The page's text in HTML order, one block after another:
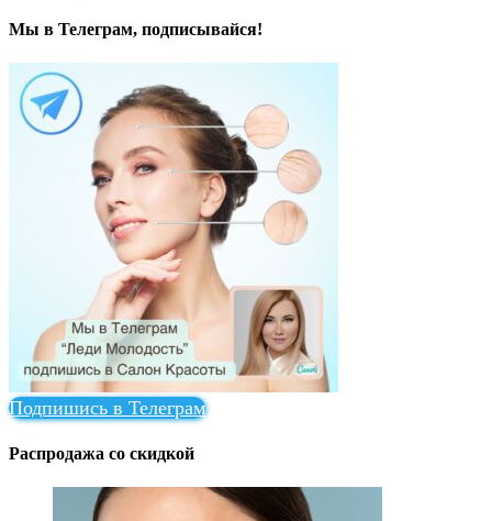
Мы в Телеграм, подписывайся!
Подпишись в Телеграм
Распродажа со скидкой